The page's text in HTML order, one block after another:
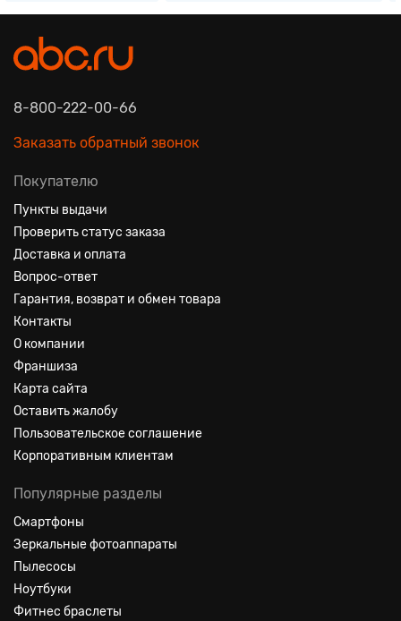
8-800-222-00-66
Заказать обратный звонок
Покупателю
Пункты выдачи
Проверить статус заказа
Доставка и оплата
Вопрос-ответ
Гарантия, возврат и обмен товара
Контакты
О компании
Франшиза
Карта сайта
Оставить жалобу
Пользовательское соглашение
Корпоративным клиентам
Популярные разделы
Смартфоны
Зеркальные фотоаппараты
Пылесосы
Ноутбуки
Фитнес браслеты